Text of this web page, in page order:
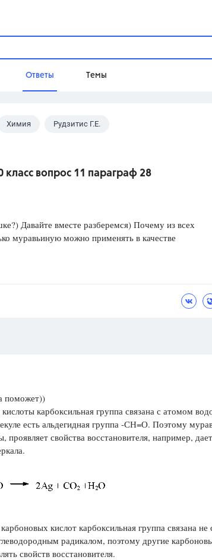
Ответы Темы
Домашнее задание
Школа
Химия Рудзитис Г.Е.
класс вопрос 11 параграф 28
Давайте вместе разберемся) Почему из всех
муравьиную можно применять в качестве
поможет))
карбоксильная группа связана с атомом
есть альдегидная группа -СН=О. Поэтому
проявляет свойства восстановителя, например, дает
кислот карбоксильная группа связана не
радикалом, поэтому другие
свойств восстановителя.